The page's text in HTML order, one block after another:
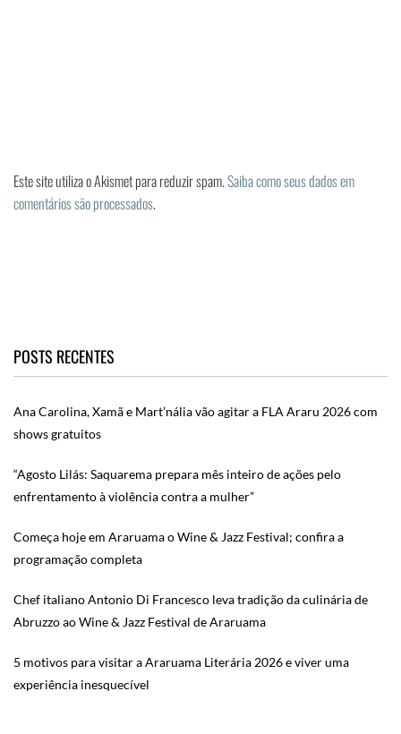
Este site utiliza o Akismet para reduzir spam.Saiba como seus dados em
comentários são processados.
POSTS RECENTES
Ana Carolina, Xamã e Mart’nália vão agitar a FLA Araru 2026 com
shows gratuitos
“Agosto Lilás: Saquarema prepara mês inteiro de ações pelo
enfrentamento à violência contra a mulher”
Começa hoje em Araruama o Wine & Jazz Festival; confira a
programação completa
Chef italiano Antonio Di Francesco leva tradição da culinária de
Abruzzo ao Wine & Jazz Festival de Araruama
5 motivos para visitar a Araruama Literária 2026 e viver uma
experiência inesquecível